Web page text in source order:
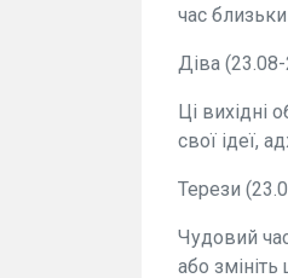
час
Діва
Ці вихідні
свої ідеї,
Терези
Чудовий
або